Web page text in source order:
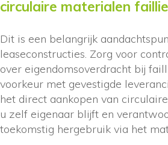
circulaire materialen
Dit is een belangrijk
leaseconstructies. Zorg voor
over eigendomsoverdracht bij
voorkeur met gevestigde
het direct aankopen van
u zelf eigenaar blijft en
toekomstig hergebruik via het